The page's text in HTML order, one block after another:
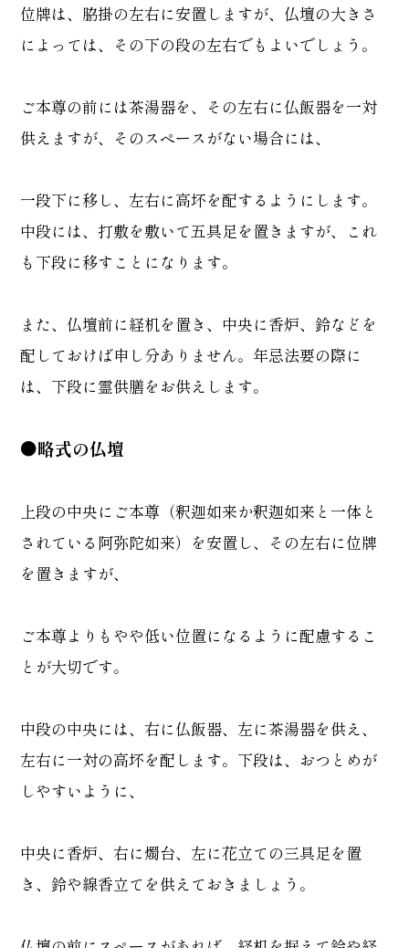
位牌は、脇掛の左右に安置しますが、仏壇の大きさ
によっては、その下の段の左右でもよいでしょう。
ご本尊の前には茶湯器を、その左右に仏飯器を一対
供えますが、そのスペースがない場合には、
一段下に移し、左右に高坏を配するようにします。
中段には、打敷を敷いて五具足を置きますが、これ
も下段に移すことになります。
また、仏壇前に経机を置き、中央に香炉、鈴などを
配しておけば申し分ありません。年忌法要の際に
は、下段に霊供膳をお供えします。
●略式の仏壇
上段の中央にご本尊（釈迦如来か釈迦如来と一体と
されている阿弥陀如来）を安置し、その左右に位牌
を置きますが、
ご本尊よりもやや低い位置になるように配慮するこ
とが大切です。
中段の中央には、右に仏飯器、左に茶湯器を供え、
左右に一対の高坏を配します。下段は、おつとめが
しやすいように、
中央に香炉、右に燭台、左に花立ての三具足を置
き、鈴や線香立てを供えておきましょう。